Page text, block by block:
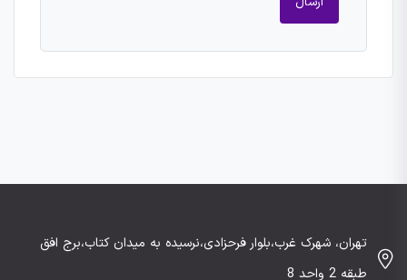
تهران، شهرک غرب،بلوار فرحزادی،نرسیده به میدان کتاب،برج افق
طبقه 2 واحد 8